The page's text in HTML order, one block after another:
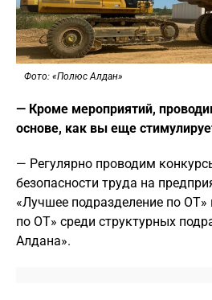
Фото: «Полюс Алдан»
— Кроме мероприятий,
основе, как вы еще
— Регулярно проводим
безопасности труда на
«Лучшее подразделение по
по ОТ» среди структурных
Алдана».